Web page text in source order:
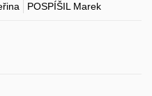
POSPÍŠIL Marek